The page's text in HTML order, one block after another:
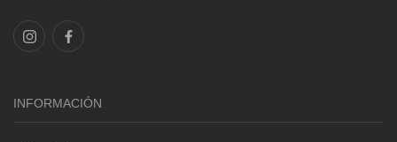
INFORMACIÓN